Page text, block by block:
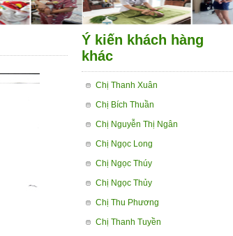
Ý kiến khách hàng
khác
Chị Thanh Xuân
Chị Bích Thuần
Chị Nguyễn Thị Ngân
Chị Ngọc Long
Chị Ngọc Thúy
Chị Ngọc Thủy
Chị Thu Phương
Chị Thanh Tuyền